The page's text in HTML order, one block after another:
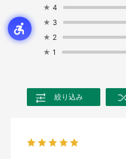
★ 4
★ 3
★ 2
★ 1
絞り込み